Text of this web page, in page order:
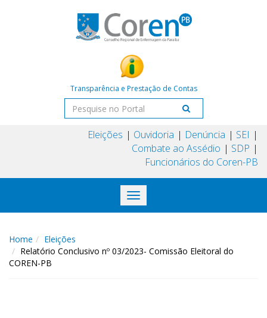
Transparência e Prestação de Contas
Eleições Ouvidoria Denúncia
SEI
Combate ao Assédio
SDP
Funcionários do Coren-PB
Toggle
navigation
Home
Eleições
Relatório Conclusivo nº 03/2023- Comissão Eleitoral do
COREN-PB